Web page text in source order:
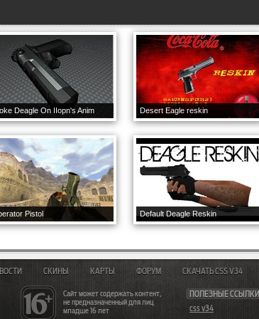
Deagle On IIopn's Anim Desert Eagle reskin
Pistol Default Deagle Reskin
Сайт может содержать контент,
не предназначенный для лиц
младше 16 лет
ПОЛЕЗНЫЕ ССЫЛКИ
css v34
СКИНЫ КАРТЫ ФОРУМ СКАЧАТЬ CSS V34